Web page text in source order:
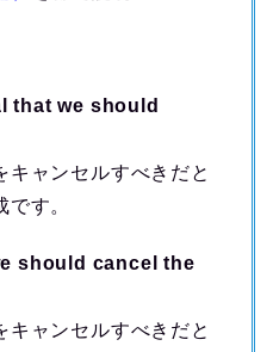
that we should
キャンセルすべきだと
す。
should cancel the
キャンセルすべきだと